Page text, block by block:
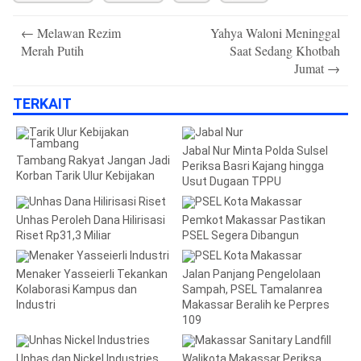
navigation
← Melawan Rezim
Merah Putih
Yahya Waloni Meninggal
Saat Sedang Khotbah
Jumat →
TERKAIT
Tambang Rakyat Jangan Jadi
Korban Tarik Ulur Kebijakan
Jabal Nur Minta Polda Sulsel
Periksa Basri Kajang hingga
Usut Dugaan TPPU
Unhas Peroleh Dana Hilirisasi
Riset Rp31,3 Miliar
Pemkot Makassar Pastikan
PSEL Segera Dibangun
Menaker Yasseierli Tekankan
Kolaborasi Kampus dan
Industri
Jalan Panjang Pengelolaan
Sampah, PSEL Tamalanrea
Makassar Beralih ke Perpres
109